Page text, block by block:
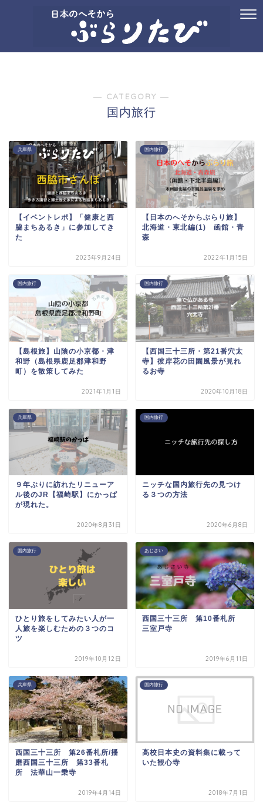
― CATEGORY ―
国内旅行
兵庫県
【イベントレポ】「健康と西
脇まちあるき」に参加してき
た
2023年9月24日
国内旅行
【日本のへそからぶらり旅】
北海道・東北編(1) 函館・青
森
2022年1月15日
国内旅行
【島根旅】山陰の小京都・津
和野（島根県鹿足郡津和野
町）を散策してみた
2021年1月1日
国内旅行
【西国三十三所・第21番穴太
寺】彼岸花の田園風景が見れ
るお寺
2020年10月18日
兵庫県
９年ぶりに訪れたリニューア
ル後のJR【福崎駅】にかっぱ
が現れた。
2020年8月31日
国内旅行
ニッチな国内旅行先の見つけ
る３つの方法
2020年6月8日
国内旅行
ひとり旅をしてみたい人が一
人旅を楽しむための３つのコ
ツ
2019年10月12日
あじさい
西国三十三所 第10番札所
三室戸寺
2019年6月11日
兵庫県
西国三十三所 第26番札所/播
磨西国三十三所 第33番札
所 法華山一乗寺
2019年4月14日
国内旅行
高校日本史の資料集に載って
いた観心寺
2018年7月1日